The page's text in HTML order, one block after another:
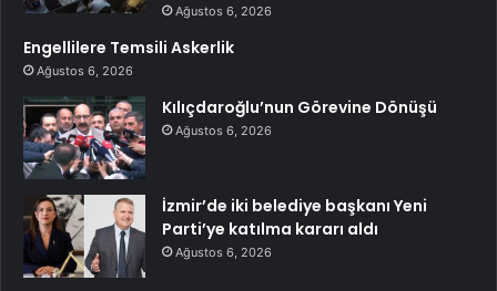
Ağustos 6, 2026
Engellilere Temsili Askerlik
Ağustos 6, 2026
Kılıçdaroğlu’nun Görevine Dönüşü
Ağustos 6, 2026
İzmir’de iki belediye başkanı Yeni
Parti’ye katılma kararı aldı
Ağustos 6, 2026